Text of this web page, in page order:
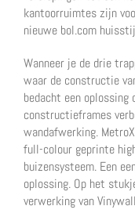
kantoorruimtes zijn
nieuwe bol.com
Wanneer je de drie
waar de constructie
bedacht een
constructieframes
wandafwerking.
full-colour geprinte
buizensysteem. Een
oplossing. Op het
verwerking van